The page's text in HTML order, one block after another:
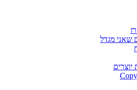
שאני מגדל
יוצרים